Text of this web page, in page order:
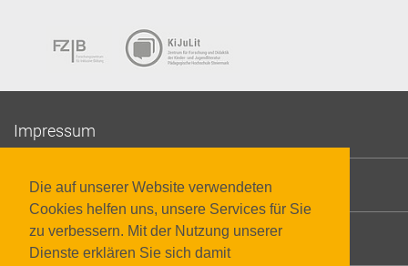
Die auf unserer Website verwendeten
Cookies helfen uns, unsere Services für Sie
zu verbessern. Mit der Nutzung unserer
Dienste erklären Sie sich damit
Impressum
Datenschutzerklärung
Barrierefreiheit